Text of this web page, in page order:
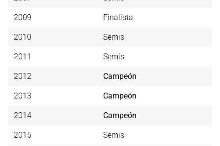
2009 Finalista
2010 Semis
2011 Semis
2012 Campeón
2013 Campeón
2014 Campeón
2015 Semis